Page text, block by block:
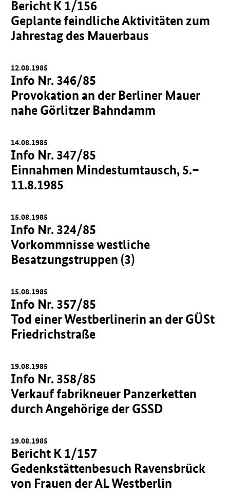
Bericht K 1/156
Geplante feindliche Aktivitäten zum
Jahrestag des Mauerbaus
12.08.1985
Info Nr. 346/85
Provokation an der Berliner Mauer
nahe Görlitzer Bahndamm
14.08.1985
Info Nr. 347/85
Einnahmen Mindestumtausch, 5.–
11.8.1985
15.08.1985
Info Nr. 324/85
Vorkommnisse westliche
Besatzungstruppen (3)
15.08.1985
Info Nr. 357/85
Tod einer Westberlinerin an der GÜSt
Friedrichstraße
19.08.1985
Info Nr. 358/85
Verkauf fabrikneuer Panzerketten
durch Angehörige der GSSD
19.08.1985
Bericht K 1/157
Gedenkstättenbesuch Ravensbrück
von Frauen der AL Westberlin